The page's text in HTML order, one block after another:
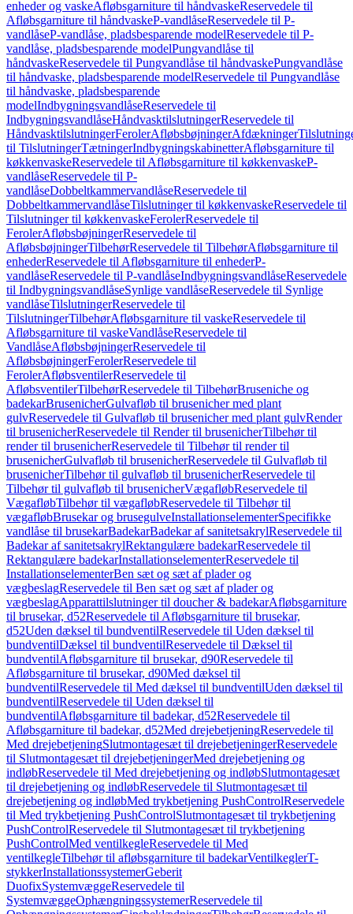
enheder og vaskeAfløbsgarniture til håndvaskeReservedele til
Afløbsgarniture til håndvaskeP-vandlåseReservedele til P-
vandlåseP-vandlåse, pladsbesparende modelReservedele til P-
vandlåse, pladsbesparende modelPungvandlåse til
håndvaskeReservedele til Pungvandlåse til håndvaskePungvandlåse
til håndvaske, pladsbesparende modelReservedele til Pungvandlåse
til håndvaske, pladsbesparende
modelIndbygningsvandlåseReservedele til
IndbygningsvandlåseHåndvasktilslutningerReservedele til
HåndvasktilslutningerFerolerAfløbsbøjningerAfdækninger
til TilslutningerTætningerIndbygningskabinetterAfløbsgarniture til
køkkenvaskeReservedele til Afløbsgarniture til køkkenvaskeP-
vandlåseReservedele til P-
vandlåseDobbeltkammervandlåseReservedele til
DobbeltkammervandlåseTilslutninger til køkkenvaskeReservedele til
Tilslutninger til køkkenvaskeFerolerReservedele til
FerolerAfløbsbøjningerReservedele til
AfløbsbøjningerTilbehørReservedele til TilbehørAfløbsgarniture til
enhederReservedele til Afløbsgarniture til enhederP-
vandlåseReservedele til P-vandlåseIndbygningsvandlåseReservedele
til IndbygningsvandlåseSynlige vandlåseReservedele til Synlige
vandlåseTilslutningerReservedele til
TilslutningerTilbehørAfløbsgarniture til vaskeReservedele til
Afløbsgarniture til vaskeVandlåseReservedele til
VandlåseAfløbsbøjningerReservedele til
AfløbsbøjningerFerolerReservedele til
FerolerAfløbsventilerReservedele til
AfløbsventilerTilbehørReservedele til TilbehørBruseniche og
badekarBrusenicherGulvafløb til brusenicher med plant
gulvReservedele til Gulvafløb til brusenicher med plant gulvRender
til brusenicherReservedele til Render til brusenicherTilbehør til
render til brusenicherReservedele til Tilbehør til render til
brusenicherGulvafløb til brusenicherReservedele til Gulvafløb til
brusenicherTilbehør til gulvafløb til brusenicherReservedele til
Tilbehør til gulvafløb til brusenicherVægafløbReservedele til
VægafløbTilbehør til vægafløbReservedele til Tilbehør til
vægafløbBrusekar og brusegulveInstallationselementerSpecifikke
vandlåse til brusekarBadekarBadekar af sanitetsakrylReservedele til
Badekar af sanitetsakrylRektangulære badekarReservedele til
Rektangulære badekarInstallationselementerReservedele til
InstallationselementerBen sæt og sæt af plader og
vægbeslagReservedele til Ben sæt og sæt af plader og
vægbeslagApparattilslutninger til doucher & badekarAfløbsgarniture
til brusekar, d52Reservedele til Afløbsgarniture til brusekar,
d52Uden dæksel til bundventilReservedele til Uden dæksel til
bundventilDæksel til bundventilReservedele til Dæksel til
bundventilAfløbsgarniture til brusekar, d90Reservedele til
Afløbsgarniture til brusekar, d90Med dæksel til
bundventilReservedele til Med dæksel til bundventilUden dæksel til
bundventilReservedele til Uden dæksel til
bundventilAfløbsgarniture til badekar, d52Reservedele til
Afløbsgarniture til badekar, d52Med drejebetjeningReservedele til
Med drejebetjeningSlutmontagesæt til drejebetjeningerReservedele
til Slutmontagesæt til drejebetjeningerMed drejebetjening og
indløbReservedele til Med drejebetjening og indløbSlutmontagesæt
til drejebetjening og indløbReservedele til Slutmontagesæt til
drejebetjening og indløbMed trykbetjening PushControlReservedele
til Med trykbetjening PushControlSlutmontagesæt til trykbetjening
PushControlReservedele til Slutmontagesæt til trykbetjening
PushControlMed ventilkegleReservedele til Med
ventilkegleTilbehør til afløbsgarniture til badekarVentilkeglerT-
stykkerInstallationssystemerGeberit
DuofixSystemvæggeReservedele til
SystemvæggeOphængningssystemerReservedele til